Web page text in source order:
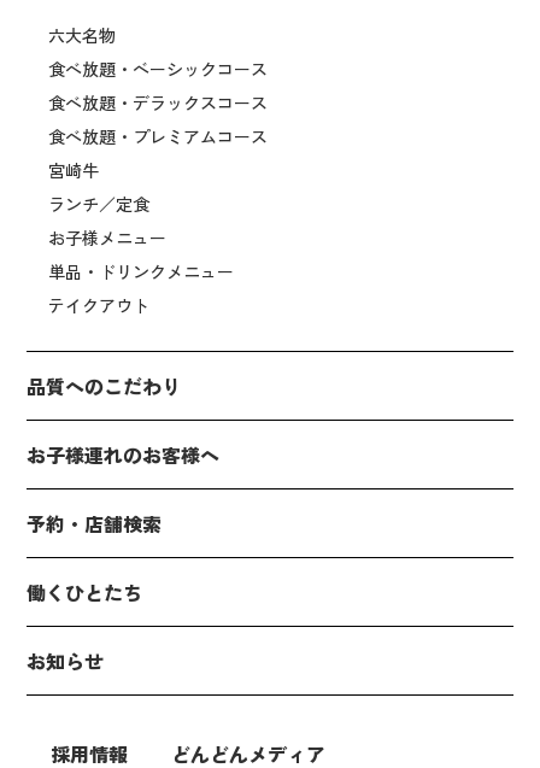
六大名物
食べ放題・ベーシックコース
食べ放題・デラックスコース
食べ放題・プレミアムコース
宮崎牛
ランチ／定食
お子様メニュー
単品・ドリンクメニュー
テイクアウト
品質へのこだわり
お子様連れのお客様へ
予約・店舗検索
働くひとたち
お知らせ
採用情報 どんどんメディア